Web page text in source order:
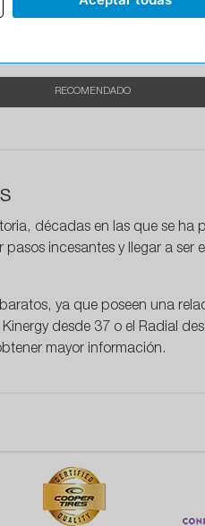
RECOMENDADO
décadas en las que se ha
incesantes y llegar a ser
ya que poseen una
desde 37 o el Radial
mayor información.